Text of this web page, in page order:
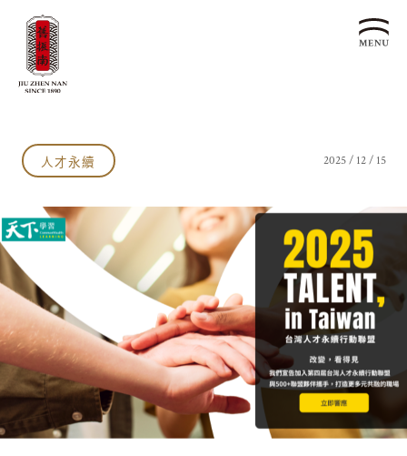
歷史沿革
文化生活誌
24節氣文化
漢餅文化
漢餅文化館
文化體驗
產品服務
產品介紹
企業客製贈禮區
預約品鑑
喜餅預約
企業永續
企業永續發展 ESG
永續新聞集
利害關係人
最新消息
聯絡我們
全台據點
客服中心
會員禮遇
線上購物 會員禮遇 企業客製
人才永續 2025 / 12 / 15